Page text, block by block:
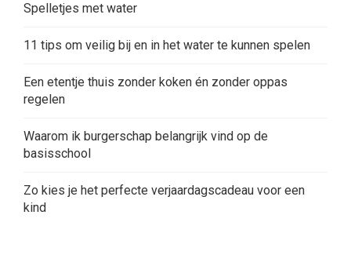
Spelletjes met water
11 tips om veilig bij en in het water te kunnen spelen
Een etentje thuis zonder koken én zonder oppas
regelen
Waarom ik burgerschap belangrijk vind op de
basisschool
Zo kies je het perfecte verjaardagscadeau voor een
kind